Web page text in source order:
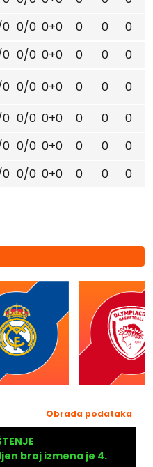
0/0 0+0 0 0 0
0/0 0+0 0 0 0
0/0 0+0 0 0 0
0/0 0+0 0 0 0
0/0 0+0 0 0 0
0/0 0+0 0 0 0
Obrada podataka
broj izmena je 4.